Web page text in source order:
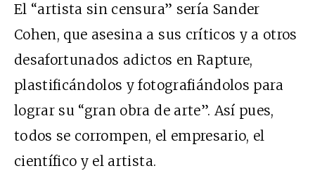
El “artista sin censura” sería Sander
Cohen, que asesina a sus críticos y a otros
desafortunados adictos en Rapture,
plastificándolos y fotografiándolos para
lograr su “gran obra de arte”. Así pues,
todos se corrompen, el empresario, el
científico y el artista.